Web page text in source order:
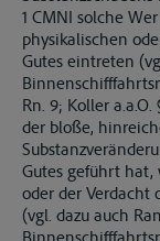
1 CMNI solche
physikalischen
Gutes eintreten
Rn. 9; Koller a.a.O.
der bloße,
Gutes geführt hat,
oder der Verdacht
(vgl. dazu auch